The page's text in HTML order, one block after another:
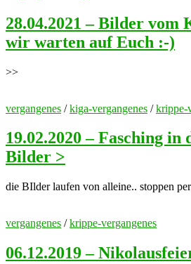
28.04.2021 – Bilder vom
wir warten auf Euch :-)
>>
vergangenes /kiga-vergangenes /krippe-
19.02.2020 – Fasching
Bilder >
die BIlder laufen von alleine.. stoppen
vergangenes /krippe-vergangenes
06.12.2019 –